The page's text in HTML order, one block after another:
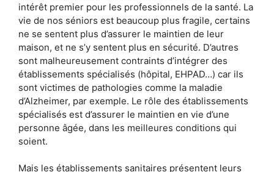
intérêt premier pour les professionnels de la santé. La
vie de nos séniors est beaucoup plus fragile, certains
ne se sentent plus d’assurer le maintien de leur
maison, et ne s’y sentent plus en sécurité. D’autres
sont malheureusement contraints d’intégrer des
établissements spécialisés (hôpital, EHPAD…) car ils
sont victimes de pathologies comme la maladie
d’Alzheimer, par exemple. Le rôle des établissements
spécialisés est d’assurer le maintien en vie d’une
personne âgée, dans les meilleures conditions qui
soient.
Mais les établissements sanitaires présentent leurs